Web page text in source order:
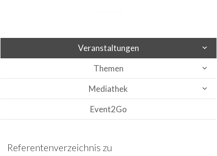
Veranstaltungen
Themen
Mediathek
Event2Go
Referentenverzeichnis zu